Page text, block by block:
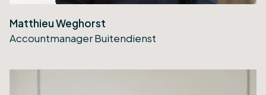
Matthieu Weghorst
Accountmanager Buitendienst